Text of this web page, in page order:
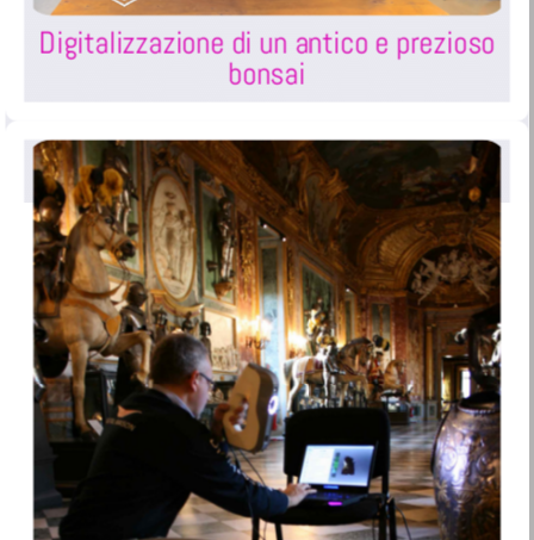
Digitalizzazione di un antico e prezioso
bonsai